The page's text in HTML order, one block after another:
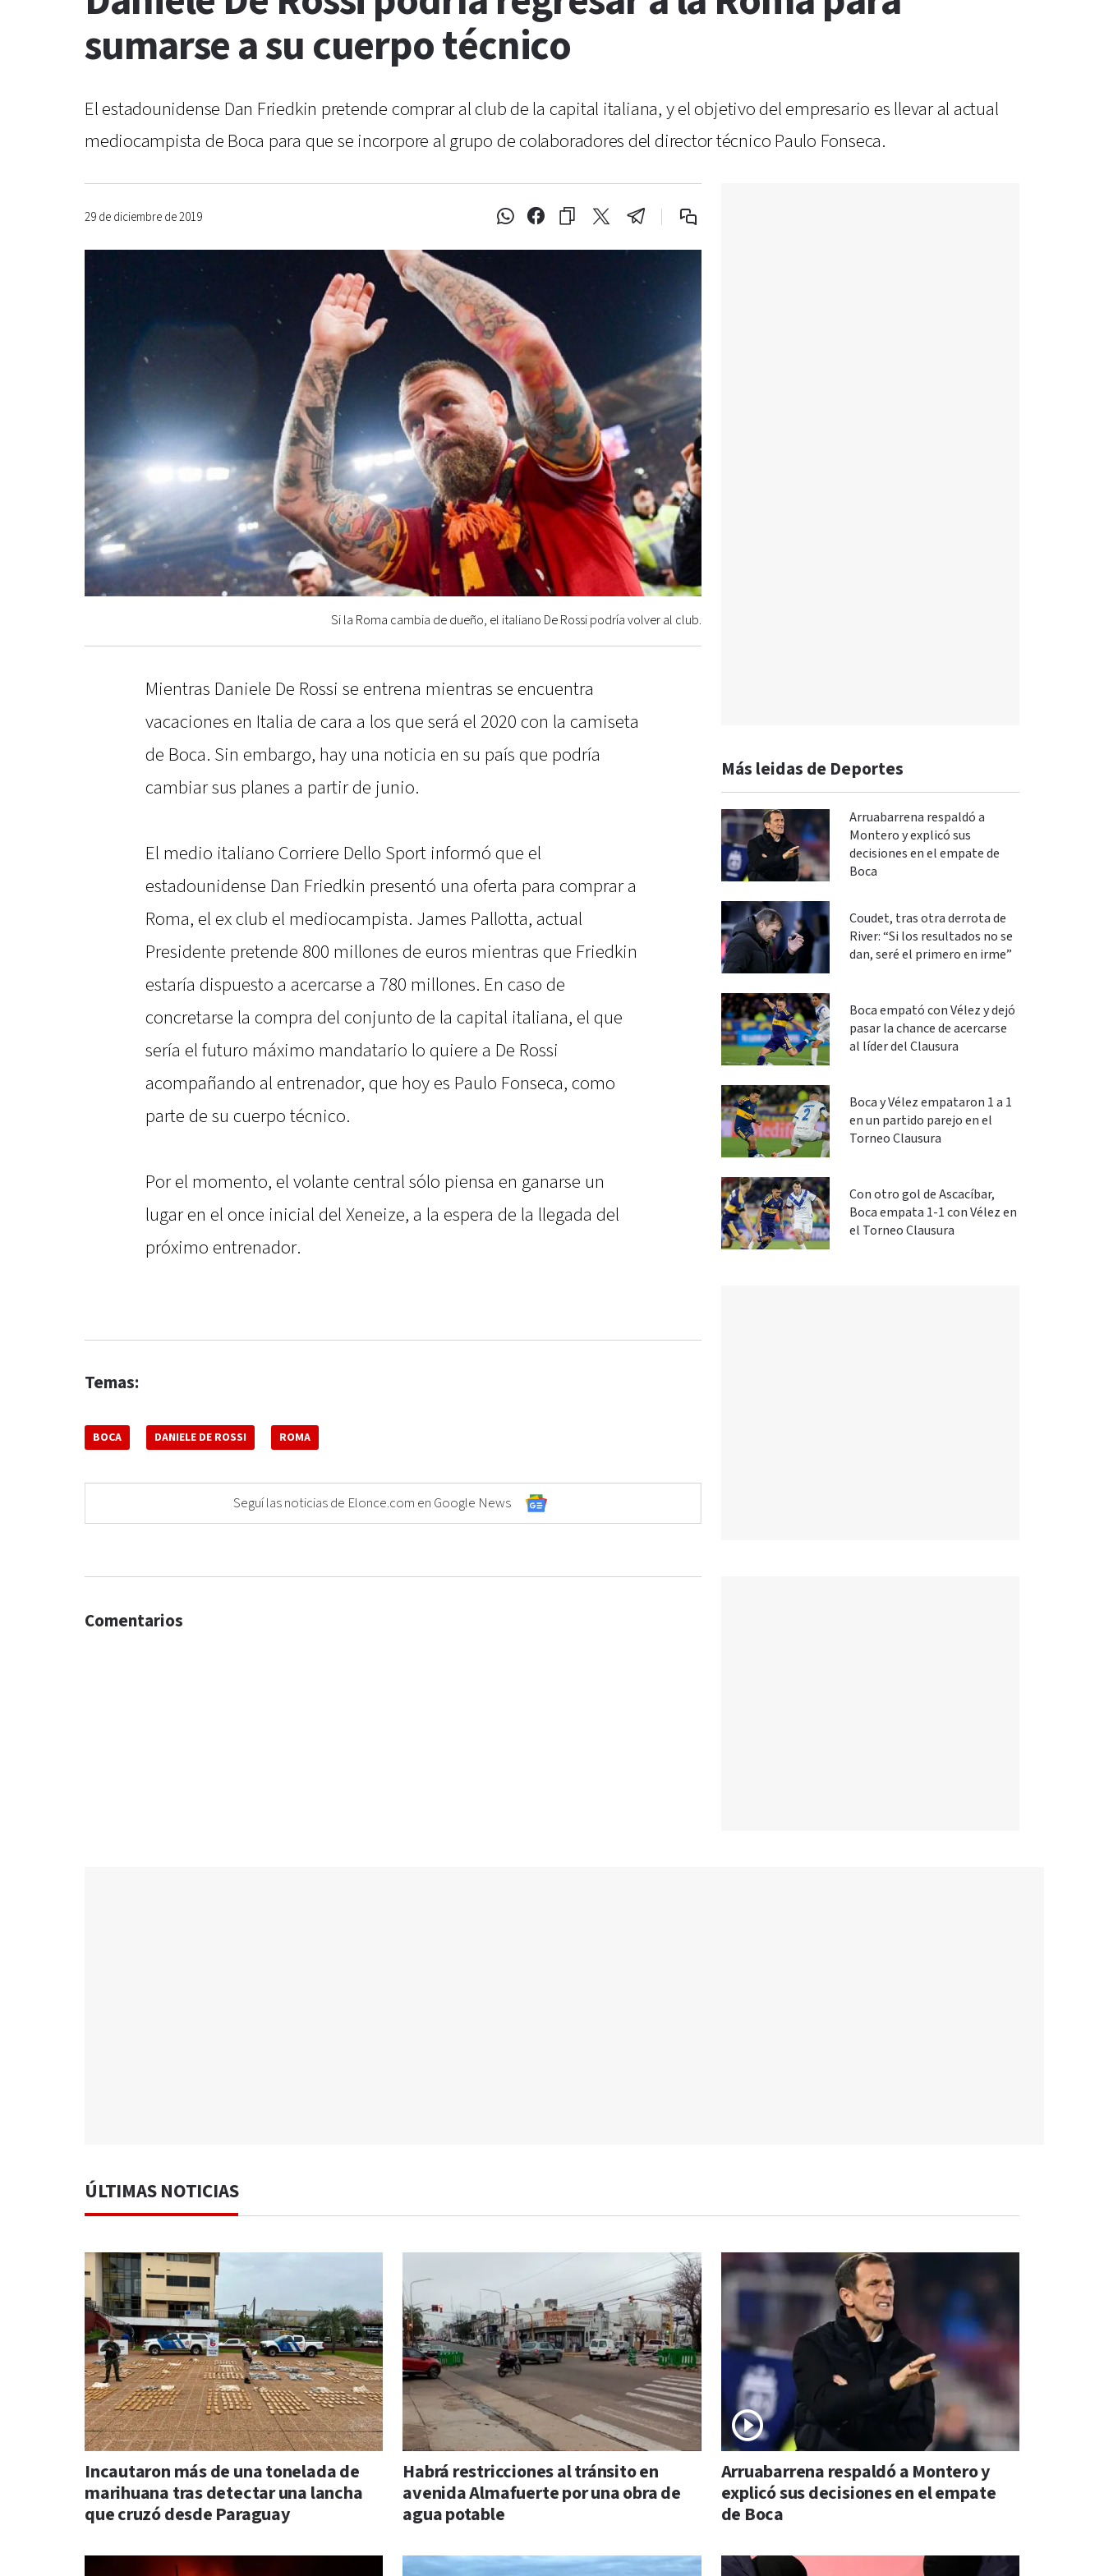
sumarse a su cuerpo técnico
El estadounidense Dan Friedkin pretende comprar al club de la capital italiana, y el objetivo del empresario es llevar al actual
mediocampista de Boca para que se incorpore al grupo de colaboradores del director técnico Paulo Fonseca.
29 de diciembre de 2019
Si la Roma cambia de dueño, el italiano De Rossi podría volver al club.
Mientras Daniele De Rossi se entrena mientras se encuentra
vacaciones en Italia de cara a los que será el 2020 con la camiseta
de Boca. Sin embargo, hay una noticia en su país que podría
cambiar sus planes a partir de junio.
El medio italiano Corriere Dello Sport informó que el
estadounidense Dan Friedkin presentó una oferta para comprar a
Roma, el ex club el mediocampista. James Pallotta, actual
Presidente pretende 800 millones de euros mientras que Friedkin
estaría dispuesto a acercarse a 780 millones. En caso de
concretarse la compra del conjunto de la capital italiana, el que
sería el futuro máximo mandatario lo quiere a De Rossi
acompañando al entrenador, que hoy es Paulo Fonseca, como
parte de su cuerpo técnico.
Por el momento, el volante central sólo piensa en ganarse un
lugar en el once inicial del Xeneize, a la espera de la llegada del
próximo entrenador.
Temas:
BOCA DANIELE DE ROSSI ROMA
Seguí las noticias de Elonce.com en Google News
Más leidas de Deportes
Arruabarrena respaldó a
Montero y explicó sus
decisiones en el empate de
Boca
Coudet, tras otra derrota de
River: “Si los resultados no se
dan, seré el primero en irme”
Boca empató con Vélez y dejó
pasar la chance de acercarse
al líder del Clausura
Boca y Vélez empataron 1 a 1
en un partido parejo en el
Torneo Clausura
Con otro gol de Ascacíbar,
Boca empata 1-1 con Vélez en
el Torneo Clausura
Comentarios
ÚLTIMAS NOTICIAS
Incautaron más de una tonelada de
marihuana tras detectar una lancha
que cruzó desde Paraguay
Habrá restricciones al tránsito en
avenida Almafuerte por una obra de
agua potable
Arruabarrena respaldó a Montero y
explicó sus decisiones en el empate
de Boca